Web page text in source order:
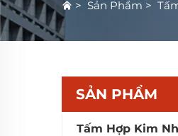
> Sản Phẩm >
SẢN PHẨM
Tấm Hợp Kim